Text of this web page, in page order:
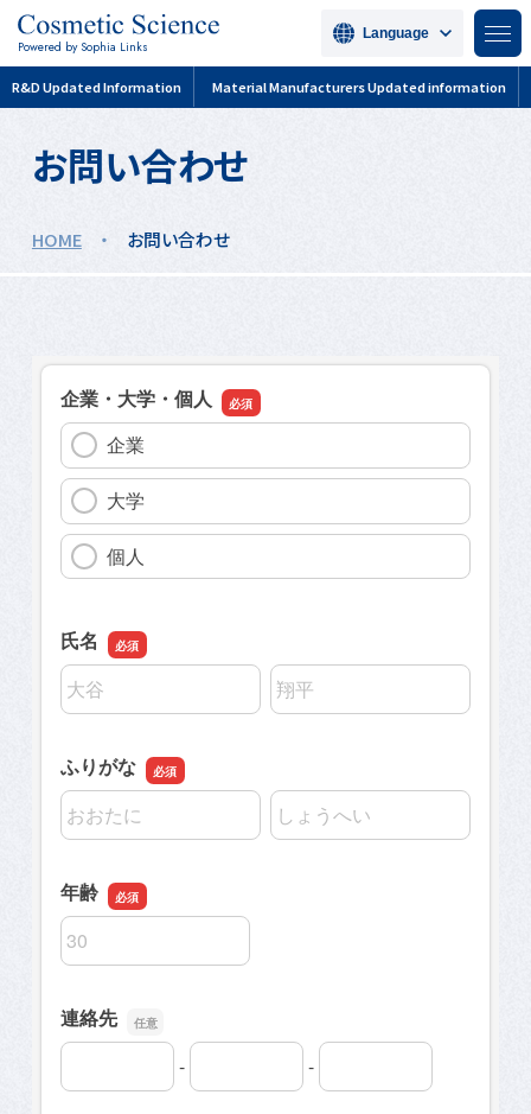
Powered by Sophia Links
Language
R&D Updated Information Material Manufacturers Updated information
お問い合わせ
HOME・ お問い合わせ